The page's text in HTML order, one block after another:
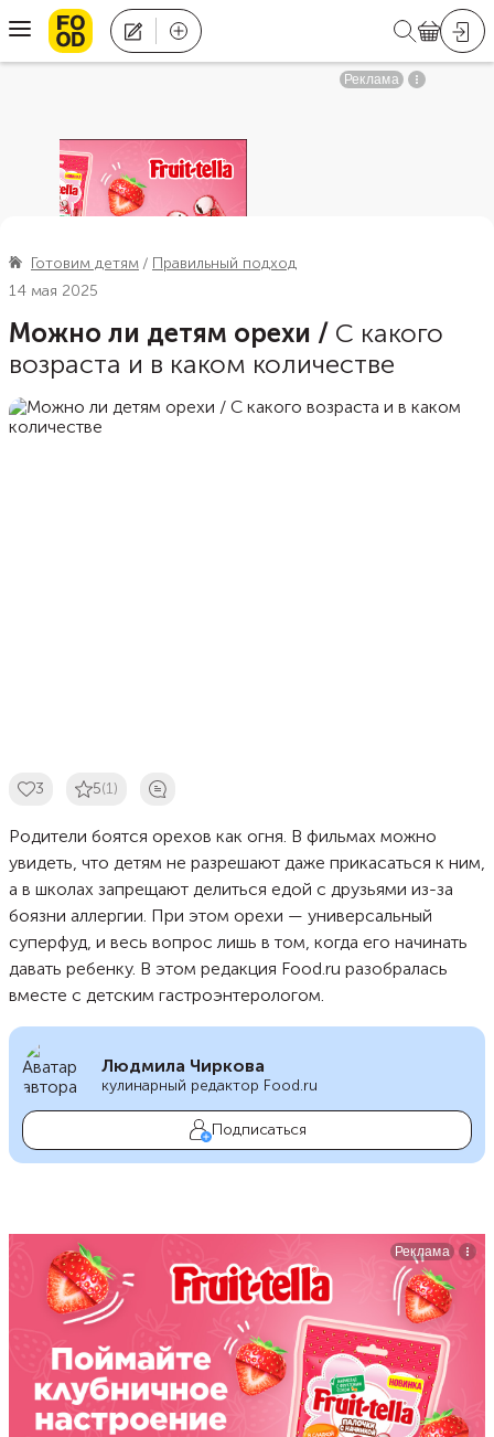
Готовим детям
Правильный подход
14 мая 2025
Можно ли детям орехи / С какого
возраста и в каком количестве
3 5(1)
Родители боятся орехов как огня. В фильмах можно
увидеть, что детям не разрешают даже прикасаться к ним,
а в школах запрещают делиться едой с друзьями из-за
боязни аллергии. При этом орехи — универсальный
суперфуд, и весь вопрос лишь в том, когда его начинать
давать ребенку. В этом редакция Food.ru разобралась
вместе с детским гастроэнтерологом.
Людмила Чиркова
кулинарный редактор Food.ru
Подписаться